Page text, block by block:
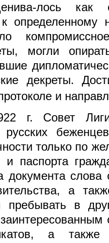
лось
определенному
могли
декреты.
и
г. Совет
только по
паспорта
документа
а
пребывать в
а также